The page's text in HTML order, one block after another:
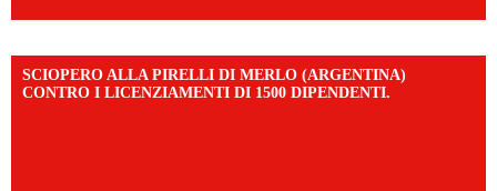
SCIOPERO ALLA PIRELLI DI MERLO (ARGENTINA)
CONTRO I LICENZIAMENTI DI 1500 DIPENDENTI.